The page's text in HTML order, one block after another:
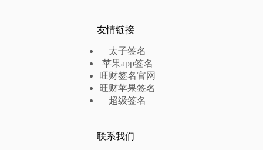
友情链接
太子签名
苹果app签名
旺财签名官网
旺财苹果签名
超级签名
联系我们